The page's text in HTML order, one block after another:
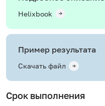
Helixbook
Пример результата
Скачать файл
Срок выполнения